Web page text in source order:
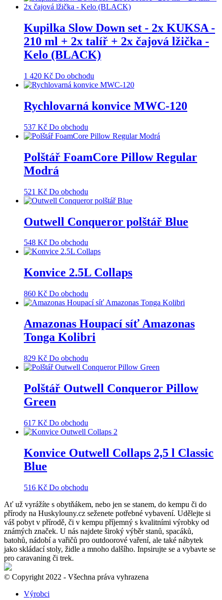
Kupilka Slow Down set - 2x KUKSA -
210 ml + 2x talíř + 2x čajová lžička -
Kelo (BLACK)
1 420 Kč Do obchodu
Rychlovarná konvice MWC-120
537 Kč Do obchodu
Polštář FoamCore Pillow Regular
Modrá
521 Kč Do obchodu
Outwell Conqueror polštář Blue
548 Kč Do obchodu
Konvice 2.5L Collaps
860 Kč Do obchodu
Amazonas Houpací síť Amazonas
Tonga Kolibri
829 Kč Do obchodu
Polštář Outwell Conqueror Pillow
Green
617 Kč Do obchodu
Konvice Outwell Collaps 2,5 l Classic
Blue
516 Kč Do obchodu
Ať už vyrážíte s obytňákem, nebo jen se stanem, do kempu či do
přírody na Huskylouny.cz seženete potřebné vybavení. Udělejte si
váš pobyt v přírodě, či v kempu příjemný s kvalitními výrobky od
známých značek. U nás najdete široký výběr stanů, spacáků,
batohů, nádobí a vařičů pro outdoorové vaření, ale také nábytek
jako skládací stoly, židle a mnoho dalšího. Inpsirujte se a vybavte se
pro caravaning či trek.
© Copyright 2022 - Všechna práva vyhrazena
Výrobci